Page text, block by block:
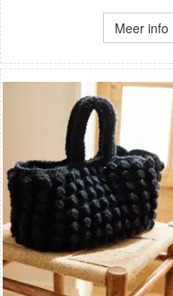
Meer info